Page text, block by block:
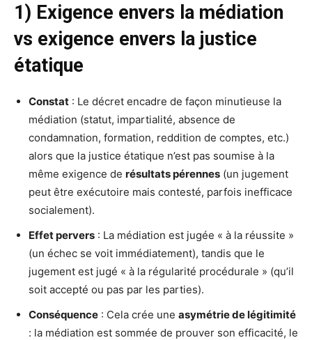
1) Exigence envers la médiation
vs exigence envers la justice
étatique
Constat : Le décret encadre de façon minutieuse la
médiation (statut, impartialité, absence de
condamnation, formation, reddition de comptes, etc.)
alors que la justice étatique n’est pas soumise à la
même exigence de résultats pérennes (un jugement
peut être exécutoire mais contesté, parfois inefficace
socialement).
Effet pervers : La médiation est jugée « à la réussite »
(un échec se voit immédiatement), tandis que le
jugement est jugé « à la régularité procédurale » (qu’il
soit accepté ou pas par les parties).
Conséquence : Cela crée une asymétrie de légitimité
: la médiation est sommée de prouver son efficacité, le